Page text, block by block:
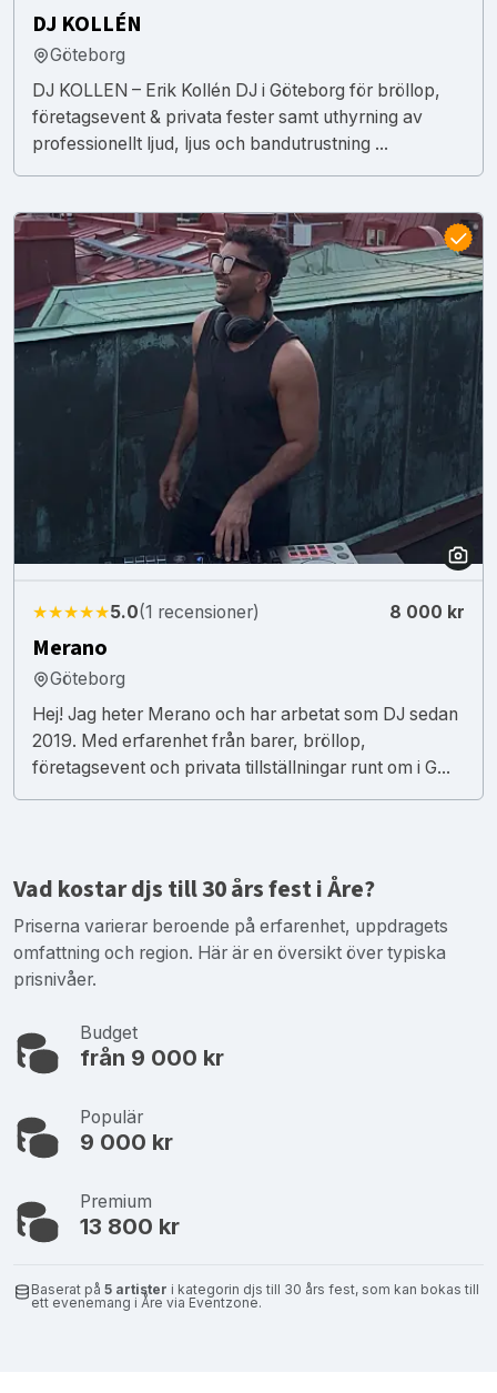
DJ KOLLÉN
Göteborg
DJ KOLLEN – Erik Kollén DJ i Göteborg för bröllop,
företagsevent & privata fester samt uthyrning av
professionellt ljud, ljus och bandutrustning ...
★★★★★5.0(1 recensioner) 8 000 kr
Merano
Göteborg
Hej! Jag heter Merano och har arbetat som DJ sedan
2019. Med erfarenhet från barer, bröllop,
företagsevent och privata tillställningar runt om i G...
Vad kostar djs till 30 års fest i Åre?
Priserna varierar beroende på erfarenhet, uppdragets
omfattning och region. Här är en översikt över typiska
prisnivåer.
Budget
från 9 000 kr
Populär
9 000 kr
Premium
13 800 kr
Baserat på 5 artister i kategorin djs till 30 års fest, som kan bokas till
ett evenemang i Åre via Eventzone.